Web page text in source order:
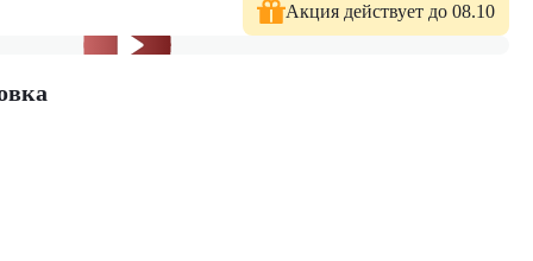
оптимального решения!
Акция действует до 08.10